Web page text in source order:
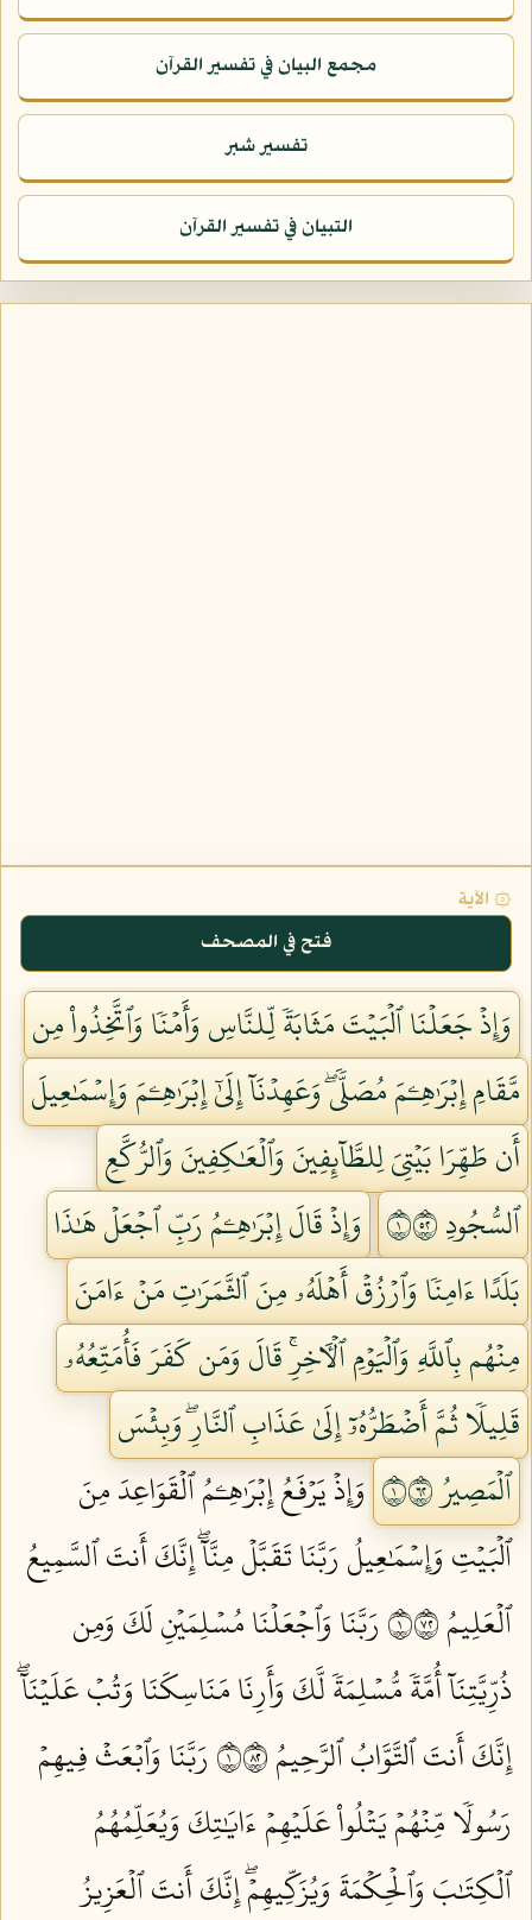
مجمع البيان في تفسير القرآن
تفسير شبر
التبيان في تفسير القرآن
۞ الآية
فتح في المصحف
وَإِذۡ جَعَلۡنَا ٱلۡبَيۡتَ مَثَابَةٗ لِّلنَّاسِ وَأَمۡنٗا وَٱتَّخِذُواْ مِن
مَّقَامِ إِبۡرَٰهِـۧمَ مُصَلّٗىۖ وَعَهِدۡنَآ إِلَىٰٓ إِبۡرَٰهِـۧمَ وَإِسۡمَٰعِيلَ
أَن طَهِّرَا بَيۡتِيَ لِلطَّآئِفِينَ وَٱلۡعَٰكِفِينَ وَٱلرُّكَّعِ
ٱلسُّجُودِ ١٢٥
وَإِذۡ قَالَ إِبۡرَٰهِـۧمُ رَبِّ ٱجۡعَلۡ هَٰذَا
بَلَدًا ءَامِنٗا وَٱرۡزُقۡ أَهۡلَهُۥ مِنَ ٱلثَّمَرَٰتِ مَنۡ ءَامَنَ
مِنۡهُم بِٱللَّهِ وَٱلۡيَوۡمِ ٱلۡأٓخِرِۚ قَالَ وَمَن كَفَرَ فَأُمَتِّعُهُۥ
قَلِيلٗا ثُمَّ أَضۡطَرُّهُۥٓ إِلَىٰ عَذَابِ ٱلنَّارِۖ وَبِئۡسَ
ٱلۡمَصِيرُ ١٢٦
وَإِذۡ يَرۡفَعُ إِبۡرَٰهِـۧمُ ٱلۡقَوَاعِدَ مِنَ
ٱلۡبَيۡتِ وَإِسۡمَٰعِيلُ رَبَّنَا تَقَبَّلۡ مِنَّآۖ إِنَّكَ أَنتَ ٱلسَّمِيعُ
ٱلۡعَلِيمُ ١٢٧
رَبَّنَا وَٱجۡعَلۡنَا مُسۡلِمَيۡنِ لَكَ وَمِن
ذُرِّيَّتِنَآ أُمَّةٗ مُّسۡلِمَةٗ لَّكَ وَأَرِنَا مَنَاسِكَنَا وَتُبۡ عَلَيۡنَآۖ
إِنَّكَ أَنتَ ٱلتَّوَّابُ ٱلرَّحِيمُ ١٢٨
رَبَّنَا وَٱبۡعَثۡ فِيهِمۡ
رَسُولٗا مِّنۡهُمۡ يَتۡلُواْ عَلَيۡهِمۡ ءَايَٰتِكَ وَيُعَلِّمُهُمُ
ٱلۡكِتَٰبَ وَٱلۡحِكۡمَةَ وَيُزَكِّيهِمۡۖ إِنَّكَ أَنتَ ٱلۡعَزِيزُ